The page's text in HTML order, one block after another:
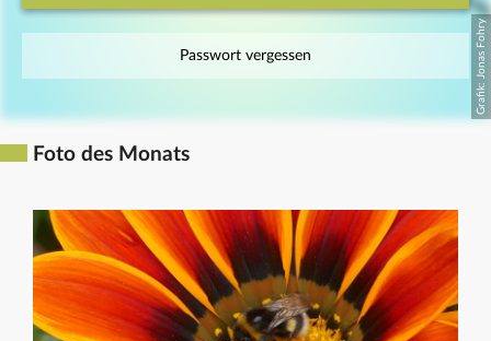
Passwort vergessen
Foto des Monats